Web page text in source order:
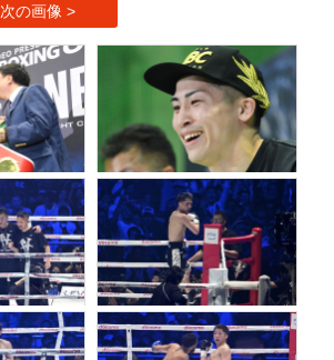
次の画像 >